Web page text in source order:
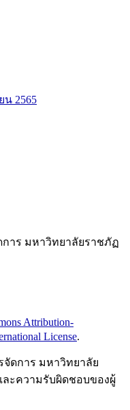
น 2565
การ มหาวิทยาลัยราชภัฏ
Attribution-
License.
ดการ มหาวิทยาลัย
ะความรับผิดชอบของผู้